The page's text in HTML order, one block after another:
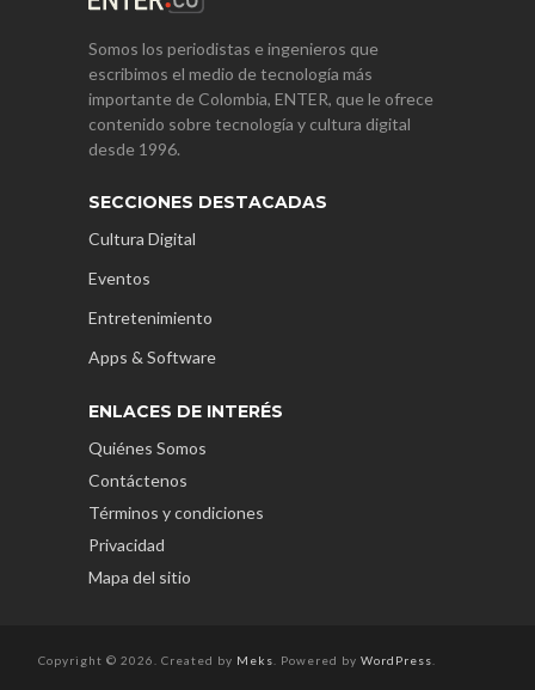
Somos los periodistas e ingenieros que
escribimos el medio de tecnología más
importante de Colombia, ENTER, que le ofrece
contenido sobre tecnología y cultura digital
desde 1996.
SECCIONES DESTACADAS
Cultura Digital
Eventos
Entretenimiento
Apps & Software
ENLACES DE INTERÉS
Quiénes Somos
Contáctenos
Términos y condiciones
Privacidad
Mapa del sitio
Copyright © 2026. Created by Meks . Powered by WordPress